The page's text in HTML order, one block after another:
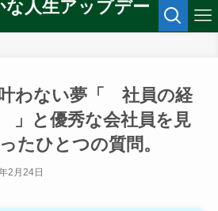
人生アップデー
わない夢「 社員の経
」と優秀な会社員を見
たひとつの質問。
2月24日